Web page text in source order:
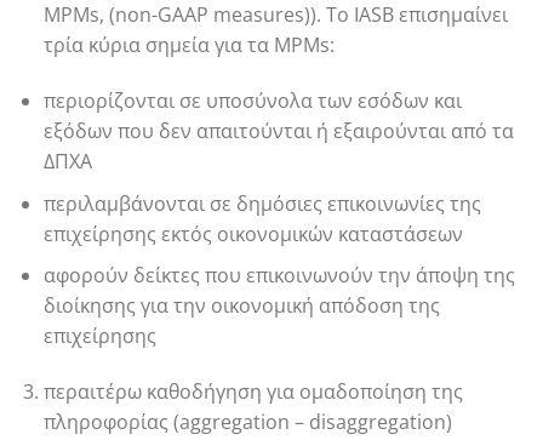
MPMs, (non-GAAP measures)). Το IASB επισημαίνει
τρία κύρια σημεία για τα MPMs:
περιορίζονται σε υποσύνολα των εσόδων και
εξόδων που δεν απαιτούνται ή εξαιρούνται από τα
ΔΠΧΑ
περιλαμβάνονται σε δημόσιες επικοινωνίες της
επιχείρησης εκτός οικονομικών καταστάσεων
αφορούν δείκτες που επικοινωνούν την άποψη της
διοίκησης για την οικονομική απόδοση της
επιχείρησης
περαιτέρω καθοδήγηση για ομαδοποίηση της
πληροφορίας (aggregation – disaggregation)